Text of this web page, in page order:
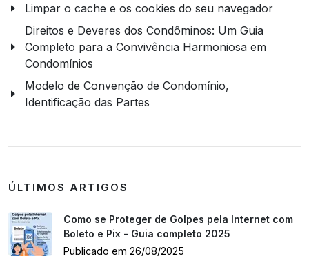
Limpar o cache e os cookies do seu navegador
Direitos e Deveres dos Condôminos: Um Guia
Completo para a Convivência Harmoniosa em
Condomínios
Modelo de Convenção de Condomínio,
Identificação das Partes
ÚLTIMOS ARTIGOS
Como se Proteger de Golpes pela Internet com
Boleto e Pix - Guia completo 2025
Publicado em 26/08/2025